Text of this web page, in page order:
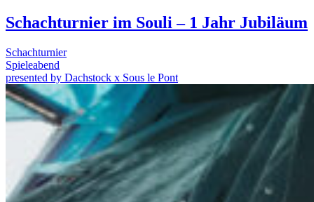
Schachturnier im Souli – 1 Jahr Jubiläum
Schachturnier
Spieleabend
presented by Dachstock x Sous le Pont